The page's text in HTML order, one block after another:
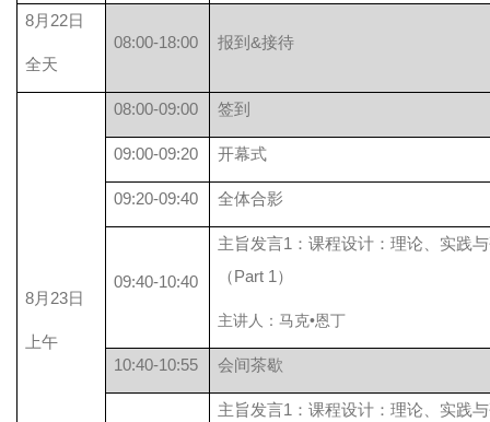
8月22日
全天
08:00-18:00 报到&接待
8月23日
上午
08:00-09:00 签到
09:00-09:20 开幕式
09:20-09:40 全体合影
09:40-10:40
主旨发言1：课程设计：理论、实践
（Part 1）
主讲人：马克•恩丁
10:40-10:55 会间茶歇
主旨发言1：课程设计：理论、实践